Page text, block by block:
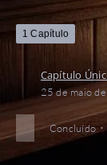
1 Capítulo
Capítulo
25 de maio
Concluído